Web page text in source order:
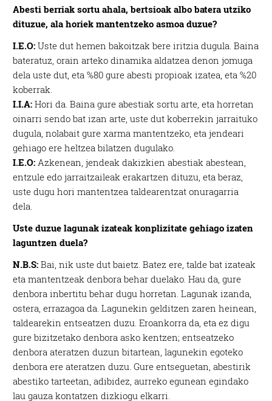
Abesti berriak sortu ahala, bertsioak albo batera utziko
dituzue, ala horiek mantentzeko asmoa duzue?
I.E.O: Uste dut hemen bakoitzak bere iritzia dugula. Baina
bateratuz, orain arteko dinamika aldatzea denon jomuga
dela uste dut, eta %80 gure abesti propioak izatea, eta %20
koberrak.
I.I.A: Hori da. Baina gure abestiak sortu arte, eta horretan
oinarri sendo bat izan arte, uste dut koberrekin jarraituko
dugula, nolabait gure xarma mantentzeko, eta jendeari
gehiago ere heltzea bilatzen dugulako.
I.E.O: Azkenean, jendeak dakizkien abestiak abestean,
entzule edo jarraitzaileak erakartzen dituzu, eta beraz,
uste dugu hori mantentzea taldearentzat onuragarria
dela.
Uste duzue lagunak izateak konplizitate gehiago izaten
laguntzen duela?
N.B.S: Bai, nik uste dut baietz. Batez ere, talde bat izateak
eta mantentzeak denbora behar duelako. Hau da, gure
denbora inbertitu behar dugu horretan. Lagunak izanda,
ostera, errazagoa da. Lagunekin gelditzen zaren heinean,
taldearekin entseatzen duzu. Eroankorra da, eta ez digu
gure bizitzetako denbora asko kentzen; entseatzeko
denbora ateratzen duzun bitartean, lagunekin egoteko
denbora ere ateratzen duzu. Gure entseguetan, abestirik
abestiko tarteetan, adibidez, aurreko egunean egindako
lau gauza kontatzen dizkiogu elkarri.